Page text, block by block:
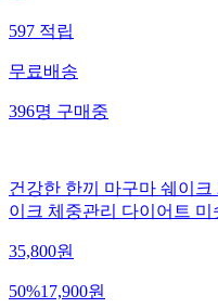
597적립
무료배송
396명구매중
건강한 한끼 마구마 쉐이크
이크 체중관리 다이어트
35,800원
50%17,900원